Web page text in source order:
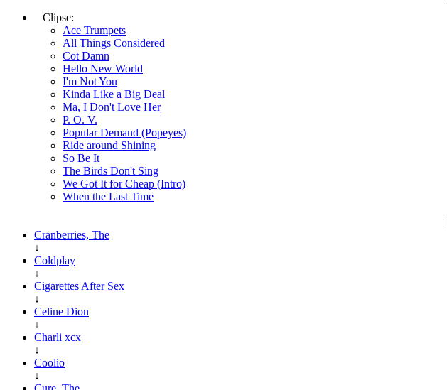
Clipse:
Ace Trumpets
All Things Considered
Cot Damn
Hello New World
I'm Not You
Kinda Like a Big Deal
Ma, I Don't Love Her
P. O. V.
Popular Demand (Popeyes)
Ride around Shining
So Be It
The Birds Don't Sing
We Got It for Cheap (Intro)
When the Last Time
Cranberries, The
↓
Coldplay
↓
Cigarettes After Sex
↓
Celine Dion
↓
Charli xcx
↓
Coolio
↓